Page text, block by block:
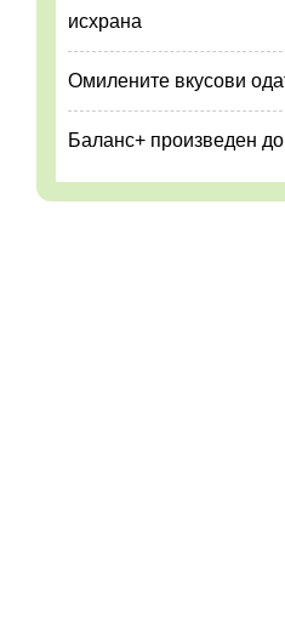
исхрана
Омилените вкусови
Баланс+ произведен